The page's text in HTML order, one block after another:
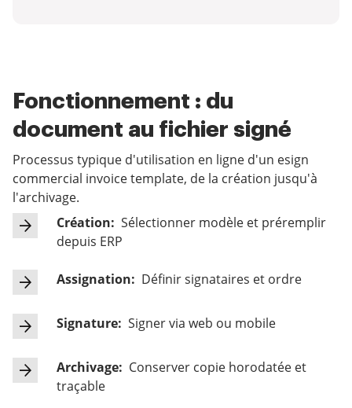
Fonctionnement : du
document au fichier signé
Processus typique d'utilisation en ligne d'un esign
commercial invoice template, de la création jusqu'à
l'archivage.
Création: Sélectionner modèle et préremplir
depuis ERP
Assignation: Définir signataires et ordre
Signature: Signer via web ou mobile
Archivage: Conserver copie horodatée et
traçable